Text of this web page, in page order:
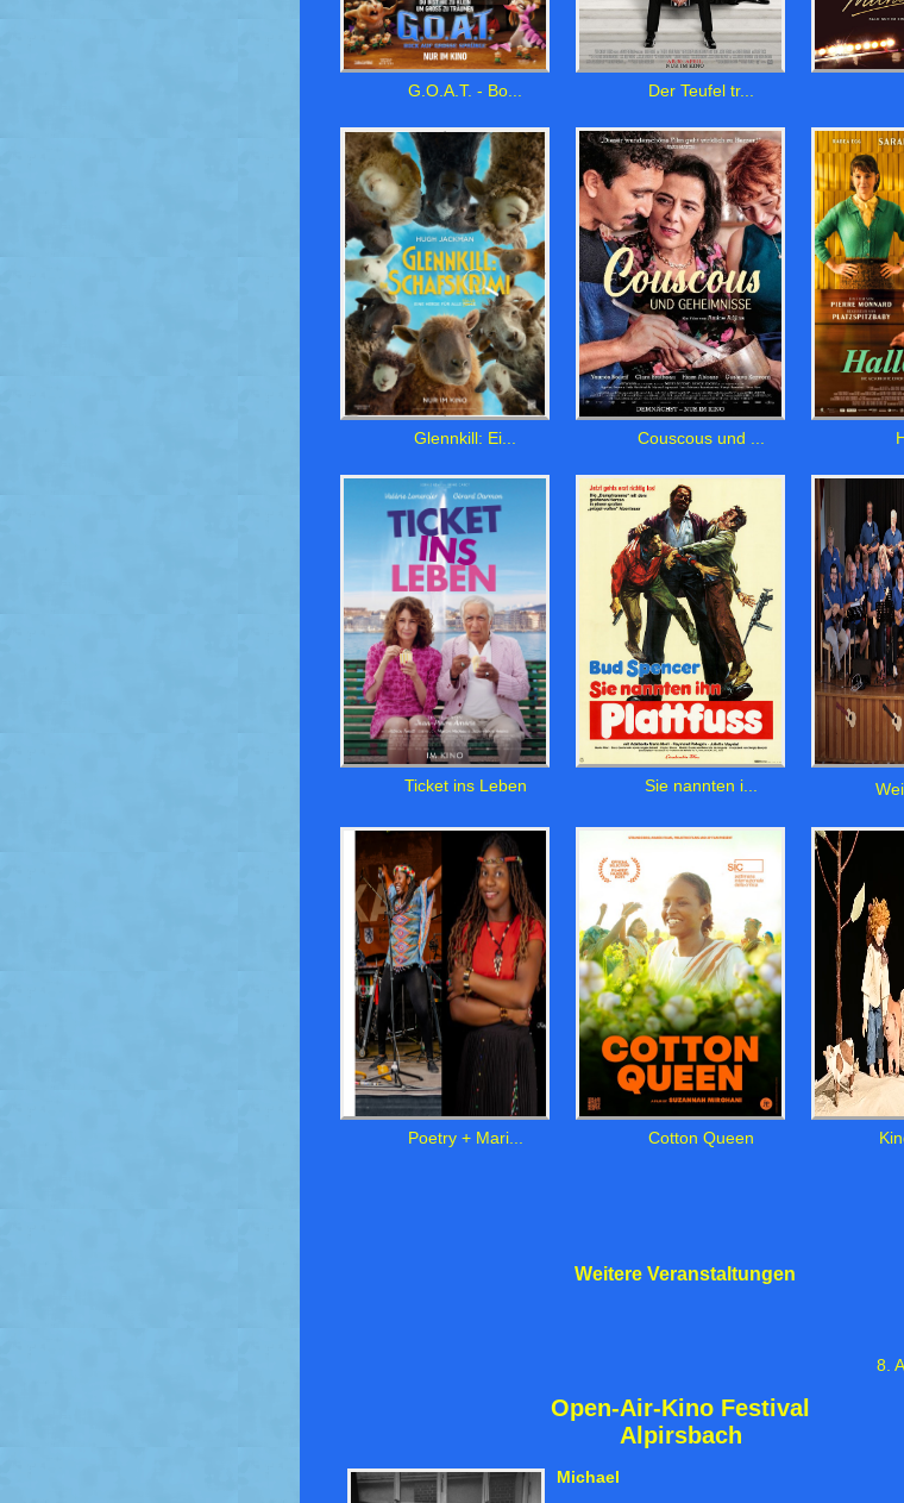
G.O.A.T. - Bo... Der Teufel tr...
Glennkill: Ei... Couscous und ...
Ticket ins Leben Sie nannten i...
Poetry + Mari... Cotton Queen
Weitere Veranstaltungen
8.
Open-Air-Kino Festival
Alpirsbach
Michael